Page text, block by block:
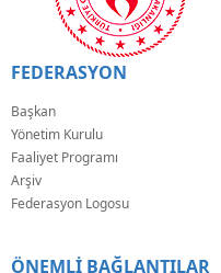
FEDERASYON
Başkan
Yönetim Kurulu
Faaliyet Programı
Arşiv
Federasyon Logosu
ÖNEMLİ BAĞLANTILAR